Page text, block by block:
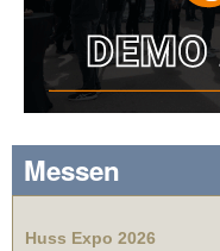
Messen
Huss Expo 2026